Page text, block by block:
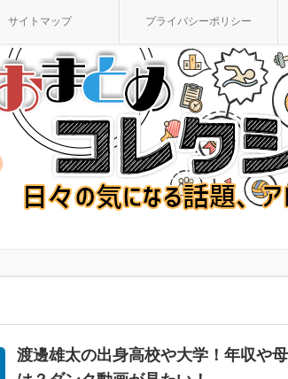
サイトマップ プライバシーポリシー
渡邊雄太の出身高校や大学！年収や